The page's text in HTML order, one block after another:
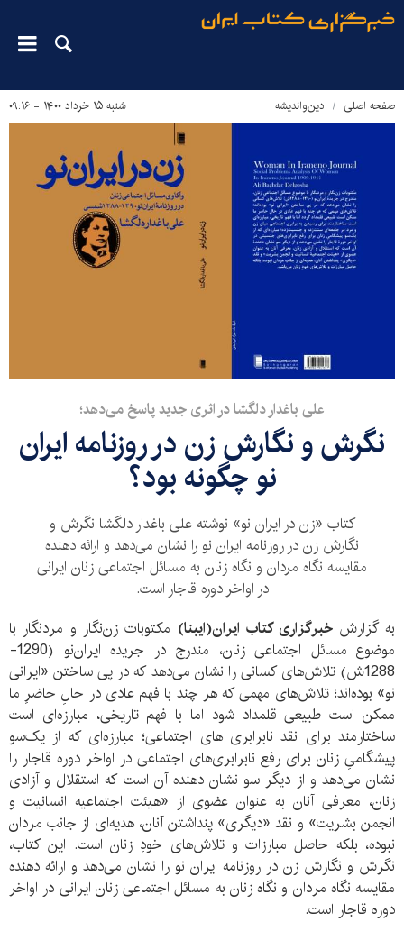
صفحه اصلی دین‌واندیشه شنبه ۱۵ خرداد ۱۴۰۰ - ۰۹:۱۶
علی باغدار دلگشا در اثری جدید پاسخ می‌دهد؛
نگرش و نگارش زن در روزنامه ایران
نو چگونه بود؟
کتاب «زن در ایران نو» نوشته علی باغدار دلگشا نگرش و
نگارش زن در روزنامه ایران نو را نشان می‌دهد و ارائه دهنده
مقایسه نگاه مردان و نگاه زنان به مسائل اجتماعی زنان ایرانی
در اواخر دوره قاجار است.
به گزارش خبرگزاری کتاب ایران(ایبنا) مکتوبات زن‌نگار و مردنگار با
موضوع مسائل اجتماعی زنان، مندرج در جریده ایران‌نو (1290-
1288ش) تلاش‌های کسانی را نشان می‌دهد که در پی ساختن «ایرانی
نو» بوده‌اند؛ تلاش‌های مهمی که هر چند با فهم عادی در حالِ حاضرِ ما
ممکن است طبیعی قلمداد شود اما با فهم تاریخی، مبارزه‌ای است
ساختارمند برای نقد نابرابری های اجتماعی؛ مبارزه‌ای که از یک‌سو
پیشگامیِ زنان برای رفع نابرابری‌های اجتماعی در اواخر دوره قاجار را
نشان می‌دهد و از دیگر سو نشان دهنده آن است که استقلال و آزادی
زنان، معرفی آنان به عنوان عضوی از «هیئت اجتماعیه انسانیت و
انجمن بشریت» و نقد «دیگری» پنداشتن آنان، هدیه‌ای از جانب مردان
نبوده، بلکه حاصل مبارزات و تلاش‌های خودِ زنان است. این کتاب،
نگرش و نگارش زن در روزنامه ایران نو را نشان می‌دهد و ارائه دهنده
مقایسه نگاه مردان و نگاه زنان به مسائل اجتماعی زنان ایرانی در اواخر
دوره قاجار است.